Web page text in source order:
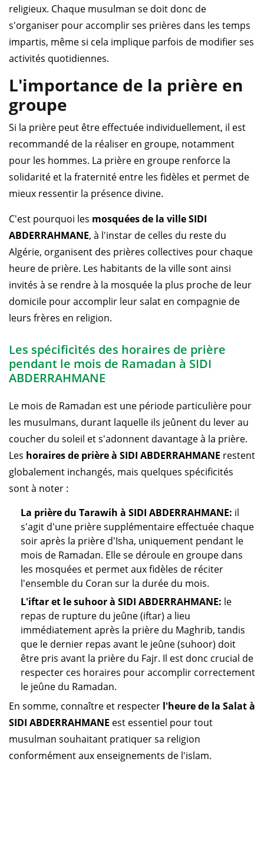
religieux. Chaque musulman se doit donc de
s'organiser pour accomplir ses prières dans les temps
impartis, même si cela implique parfois de modifier ses
activités quotidiennes.
L'importance de la prière en
groupe
Si la prière peut être effectuée individuellement, il est
recommandé de la réaliser en groupe, notamment
pour les hommes. La prière en groupe renforce la
solidarité et la fraternité entre les fidèles et permet de
mieux ressentir la présence divine.
C'est pourquoi les mosquées de la ville SIDI
ABDERRAHMANE, à l'instar de celles du reste du
Algérie, organisent des prières collectives pour chaque
heure de prière. Les habitants de la ville sont ainsi
invités à se rendre à la mosquée la plus proche de leur
domicile pour accomplir leur salat en compagnie de
leurs frères en religion.
Les spécificités des horaires de prière
pendant le mois de Ramadan à SIDI
ABDERRAHMANE
Le mois de Ramadan est une période particulière pour
les musulmans, durant laquelle ils jeûnent du lever au
coucher du soleil et s'adonnent davantage à la prière.
Les horaires de prière à SIDI ABDERRAHMANE restent
globalement inchangés, mais quelques spécificités
sont à noter :
La prière du Tarawih à SIDI ABDERRAHMANE: il
s'agit d'une prière supplémentaire effectuée chaque
soir après la prière d'Isha, uniquement pendant le
mois de Ramadan. Elle se déroule en groupe dans
les mosquées et permet aux fidèles de réciter
l'ensemble du Coran sur la durée du mois.
L'iftar et le suhoor à SIDI ABDERRAHMANE: le
repas de rupture du jeûne (iftar) a lieu
immédiatement après la prière du Maghrib, tandis
que le dernier repas avant le jeûne (suhoor) doit
être pris avant la prière du Fajr. Il est donc crucial de
respecter ces horaires pour accomplir correctement
le jeûne du Ramadan.
En somme, connaître et respecter l'heure de la Salat à
SIDI ABDERRAHMANE est essentiel pour tout
musulman souhaitant pratiquer sa religion
conformément aux enseignements de l'islam.